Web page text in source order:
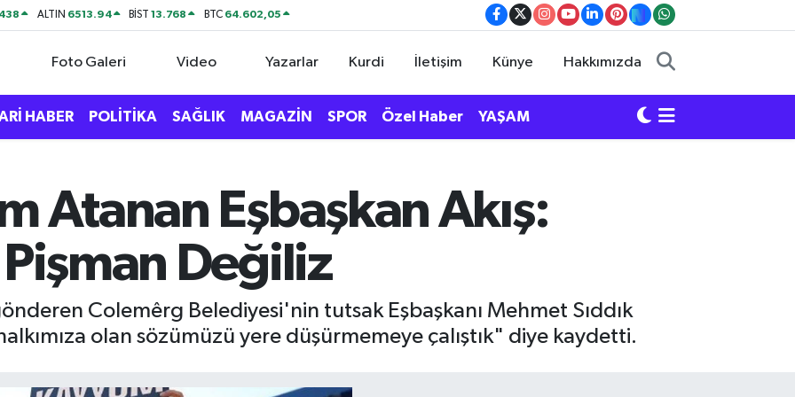
ALTIN 6513.94 BİST13.768 BTC 64.602,05
Foto Galeri Video Yazarlar Kurdi İletişim Künye Hakkımızda
HABER POLİTİKA SAĞLIK MAGAZİN SPOR Özel Haber YAŞAM
Atanan Eşbaşkan Akış:
Pişman Değiliz
Colemêrg Belediyesi'nin tutsak Eşbaşkanı Mehmet Sıddık
olan sözümüzü yere düşürmemeye çalıştık" diye kaydetti.